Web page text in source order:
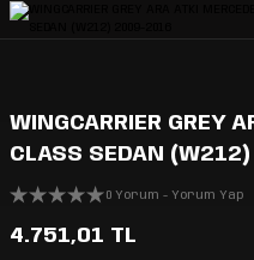
WINGCARRIER GREY
CLASS SEDAN
0 Yorum - Yorum Yap
4.751,01 TL